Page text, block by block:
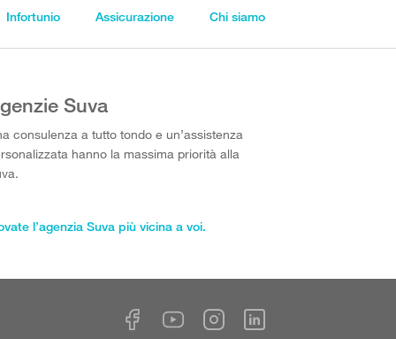
Infortunio Assicurazione Chi siamo
Suva
consulenza a tutto tondo e un’assistenza
hanno la massima priorità alla
l’agenzia Suva più vicina a voi.